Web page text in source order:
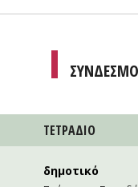
ΤΕΤΡAΔΙΟ
δημοτικό